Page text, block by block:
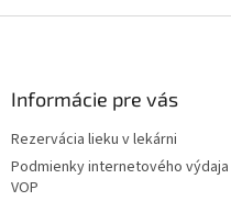
Informácie pre vás
Rezervácia lieku v lekárni
Podmienky internetového
VOP